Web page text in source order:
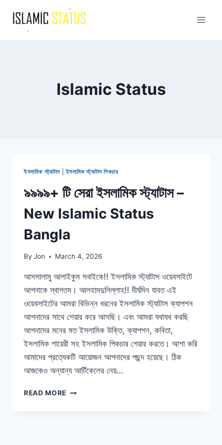
content
Islamic Status
ইসলামিক স্ট্যাটাস| ইসলামিক স্ট্যাটাস পিকচার
৯৯৯৯+ টি সেরা ইসলামিক স্ট্যাটাস –
New Islamic Status
Bangla
By Jon March 4, 2026
আসসালামু আলাইকুম সবাইকে!! ইসলামিক স্ট্যাটাস ওয়েবসাইটে
আপনাকে স্বাগতম। আলহামদুলিল্লাহ!! দীর্ঘদিন যাবত এই
ওয়েবসাইটের আমরা বিভিন্ন ধরনের ইসলামিক স্ট্যাটাস ক্যাপশন
আপনাদের সাথে শেয়ার করে আসছি। এবং আমরা যথাযথ করছি
আপনাদের মনের মত ইসলামিক উক্তি, ক্যাপশন, কবিতা,
ইসলামিক শায়েরী সহ ইসলামিক পিকচার শেয়ার করতে। আশা করি
আমাদের প্রত্যেকটি আয়োজন আপনাদের পছন্দ হয়েছে। ঠিক
আজকেও অন্যান্য আর্টিকেলের নেয়…
READ MORE ৯৯৯৯+